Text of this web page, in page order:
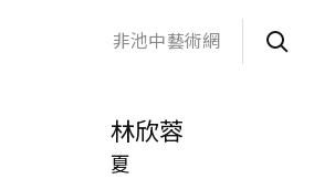
非池中藝術網
林欣蓉
夏